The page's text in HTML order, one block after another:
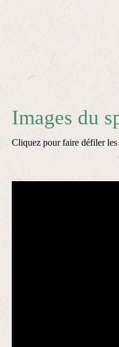
Images du
Cliquez pour faire défiler les